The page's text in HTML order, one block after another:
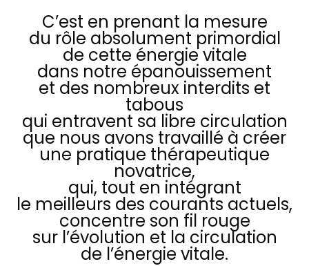
C’est en prenant la mesure
du rôle absolument primordial
de cette énergie vitale
dans notre épanouissement
et des nombreux interdits et
tabous
qui entravent sa libre circulation
que nous avons travaillé à créer
une pratique thérapeutique
novatrice,
qui, tout en intégrant
le meilleurs des courants actuels,
concentre son fil rouge
sur l’évolution et la circulation
de l’énergie vitale.